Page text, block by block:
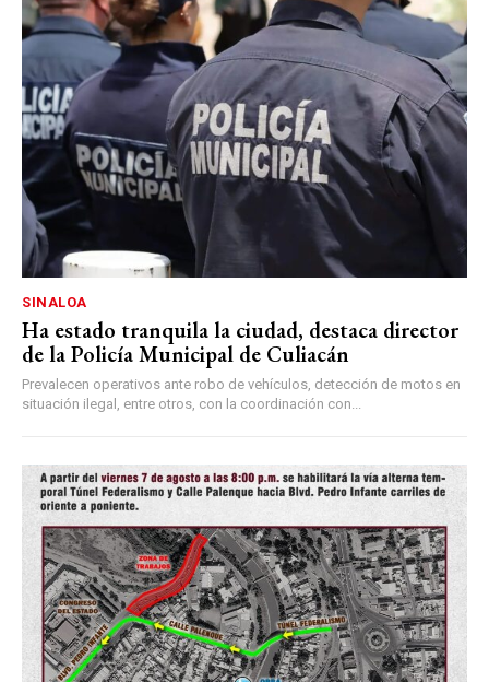
SINALOA
Ha estado tranquila la ciudad, destaca director
de la Policía Municipal de Culiacán
Prevalecen operativos ante robo de vehículos, detección de motos en
situación ilegal, entre otros, con la coordinación con...